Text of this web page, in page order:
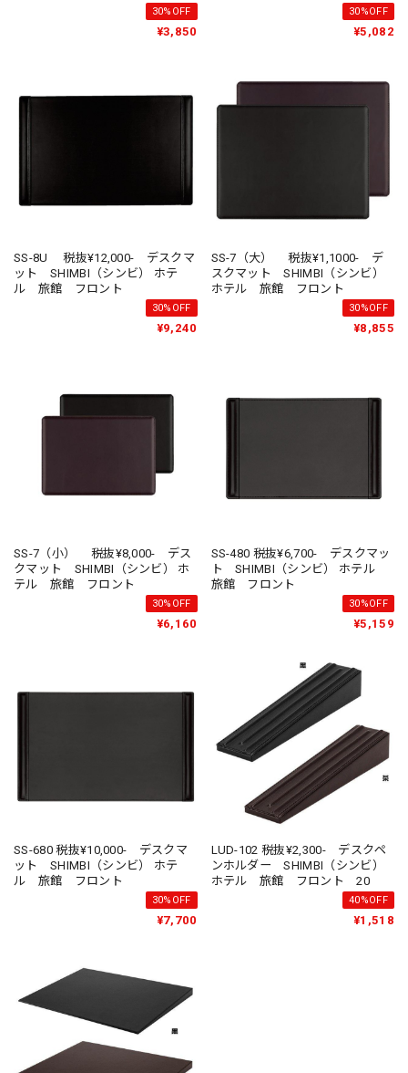
ト SHIMBI（シンビ） ホテル
30%OFF
¥3,850
30%OFF
¥5,082
SS-8U 税抜¥12,000- デスクマ
ット SHIMBI（シンビ） ホテ
ル 旅館 フロント
30%OFF
¥9,240
SS-7（大） 税抜¥1,1000- デ
スクマット SHIMBI（シンビ）
ホテル 旅館 フロント
30%OFF
¥8,855
SS-7（小） 税抜¥8,000- デス
クマット SHIMBI（シンビ） ホ
テル 旅館 フロント
30%OFF
¥6,160
SS-480 税抜¥6,700- デスクマッ
ト SHIMBI（シンビ） ホテル
旅館 フロント
30%OFF
¥5,159
SS-680 税抜¥10,000- デスクマ
ット SHIMBI（シンビ） ホテ
ル 旅館 フロント
30%OFF
¥7,700
LUD-102 税抜¥2,300- デスクペ
ンホルダー SHIMBI（シンビ）
ホテル 旅館 フロント 20
40%OFF
¥1,518